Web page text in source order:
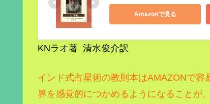
Amazonで見る
KNラオ著 清水俊介訳
インド式占星術の教則本はAMAZONで容
界を感覚的につかめるようになることが